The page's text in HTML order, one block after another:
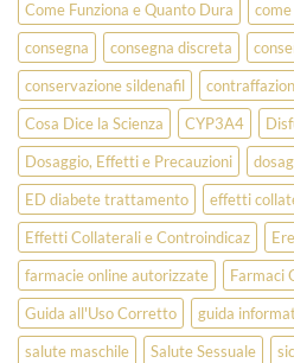
Come Funziona e Quanto Dura
consegna
consegna discreta
conservazione sildenafil
Cosa Dice la Scienza
CYP3A4
Dosaggio, Effetti e Precauzioni
ED diabete trattamento
effetti
Effetti Collaterali e Controindicaz
farmacie online autorizzate
Farmaci
Guida all'Uso Corretto
guida
salute maschile
Salute Sessuale